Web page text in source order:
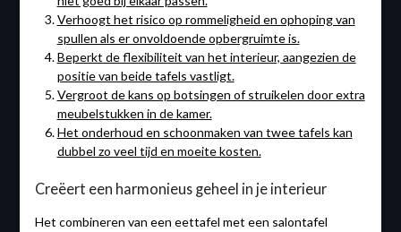
Verhoogt het risico op rommeligheid en ophoping van
spullen als er onvoldoende opbergruimte is.
Beperkt de flexibiliteit van het interieur, aangezien de
positie van beide tafels vastligt.
Vergroot de kans op botsingen of struikelen door extra
meubelstukken in de kamer.
Het onderhoud en schoonmaken van twee tafels kan
dubbel zo veel tijd en moeite kosten.
Creëert een harmonieus geheel in je interieur
Het combineren van een eettafel met een salontafel